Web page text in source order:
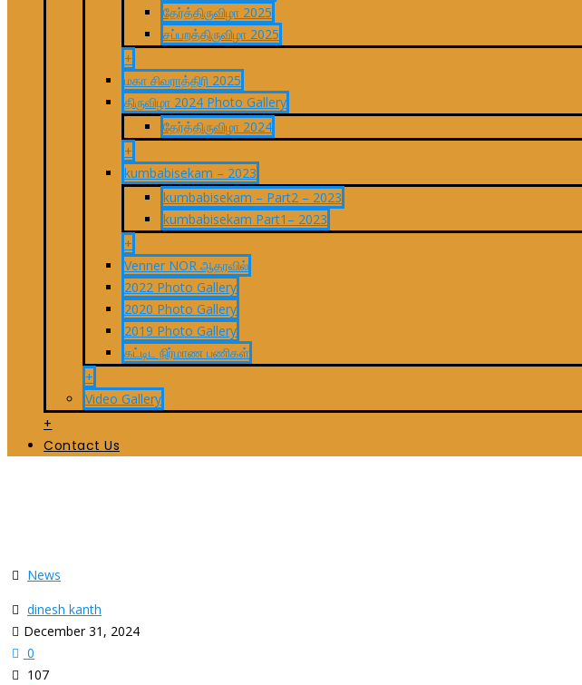
தேர்த்திருவிழா 2025
சப்பறத்திருவிழா 2025
+
மகா சிவராத்திரி 2025
திருவிழா 2024 Photo Gallery
தேர்த்திருவிழா 2024
+
kumbabisekam – 2023
kumbabisekam – Part2 – 2023
kumbabisekam Part1– 2023
+
Venner NOR ஆதரவில்
2022 Photo Gallery
2020 Photo Gallery
2019 Photo Gallery
கட்டிட நிர்மாண பணிகள்
+
Video Gallery
+
Contact Us
News
dinesh kanth
December 31, 2024
0
107